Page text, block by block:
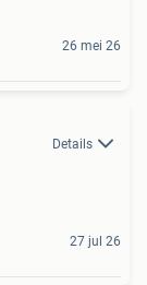
26 mei 26
Details
27 jul 26